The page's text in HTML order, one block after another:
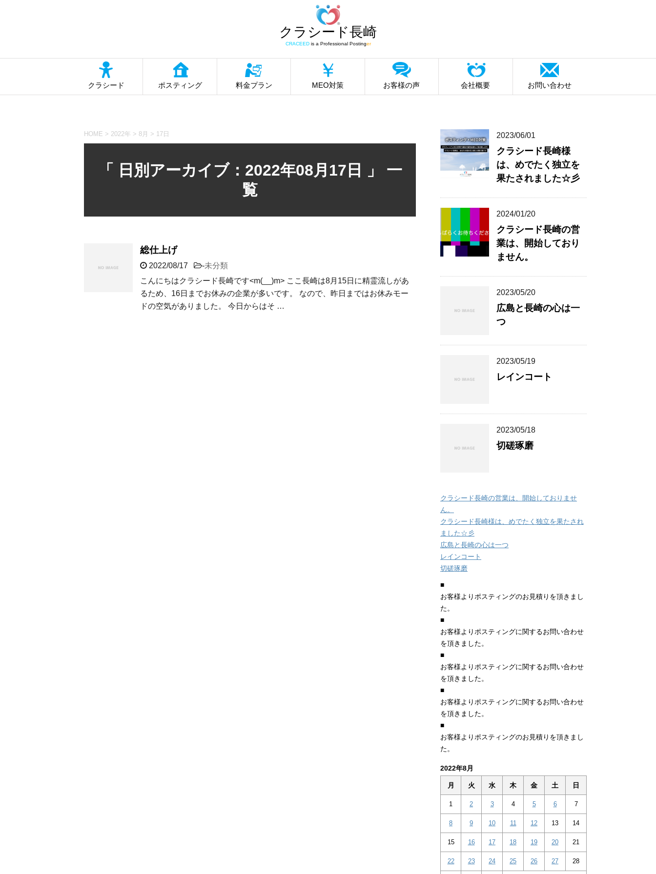
クラシード長崎
CRACEEDis a Professional Postinger
クラシード ポスティング 料金プラン MEO対策 お客様の声 会社概要 お問い合わせ
HOME > 2022年 > 8月 > 17日
「 日別アーカイブ：2022年08月17日 」 一
覧
総仕上げ
2022/08/17 -未分類
こんにちはクラシード長崎です<m(__)m> ここ長崎は8月15日に精霊流しがあ
るため、16日までお休みの企業が多いです。 なので、昨日まではお休みモー
ドの空気がありました。 今日からはそ …
2023/06/01
クラシード長崎様
は、めでたく独立を
果たされました☆彡
2024/01/20
クラシード長崎の営
業は、開始しており
ません。
2023/05/20
広島と長崎の心は一
つ
2023/05/19
レインコート
2023/05/18
切磋琢磨
クラシード長崎の営業は、開始しておりませ
ん。
クラシード長崎様は、めでたく独立を果たされ
ました☆彡
広島と長崎の心は一つ
レインコート
切磋琢磨
■
お客様よりポスティングのお見積りを頂きまし
た。
■
お客様よりポスティングに関するお問い合わせ
を頂きました。
■
お客様よりポスティングに関するお問い合わせ
を頂きました。
■
お客様よりポスティングに関するお問い合わせ
を頂きました。
■
お客様よりポスティングのお見積りを頂きまし
た。
2022年8月
月 火 水 木 金 土 日
1 2 3 4 5 6 7
8 9 10 11 12 13 14
15 16 17 18 19 20 21
22 23 24 25 26 27 28